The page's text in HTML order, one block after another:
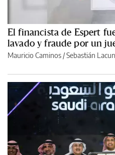
El financista de Espert
lavado y fraude por un
Mauricio Caminos /Sebastián